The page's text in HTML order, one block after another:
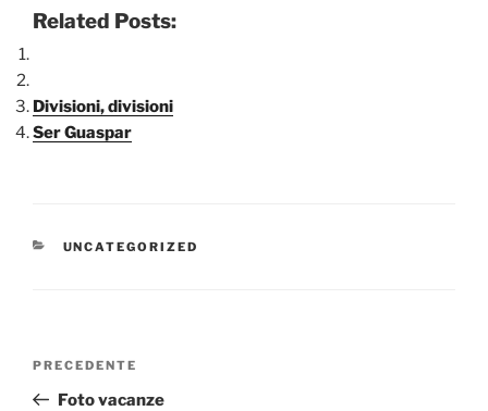
Related Posts:
Divisioni, divisioni
Ser Guaspar
CATEGORIE
UNCATEGORIZED
Articolo
precedente:
PRECEDENTE
Foto vacanze